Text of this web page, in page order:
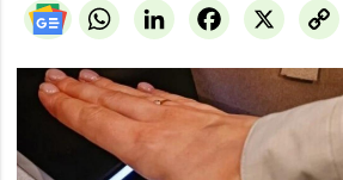
WhatsAppLinkedIn X
Facebook